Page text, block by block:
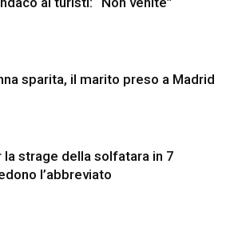
sparita, il marito preso a Madrid
la strage della solfatara in 7
l’abbreviato